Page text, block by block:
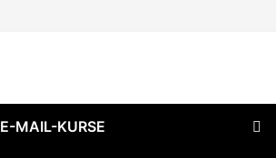
E-MAIL-KURSE